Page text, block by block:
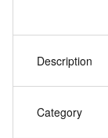
Description
Category